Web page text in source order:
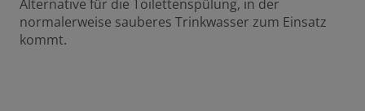
Alternative für die Toilettenspülung, in der
normalerweise sauberes Trinkwasser zum Einsatz
kommt.